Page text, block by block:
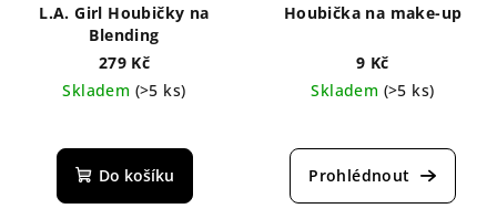
L.A. Girl Houbičky na
Blending
279 Kč
Skladem (>5 ks)
hodnocení
produktu
Do košíku
Houbička na make-up
9 Kč
Skladem (>5 ks)
hodnocení
produktu